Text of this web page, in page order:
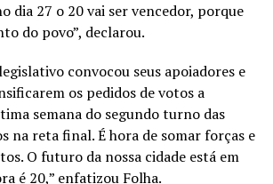
dia 27 o 20 vai ser vencedor, porque
do povo”, declarou.
convocou seus apoiadores e
os pedidos de votos a
semana do segundo turno das
na reta final. É hora de somar forças e
O futuro da nossa cidade está em
é 20,” enfatizou Folha.